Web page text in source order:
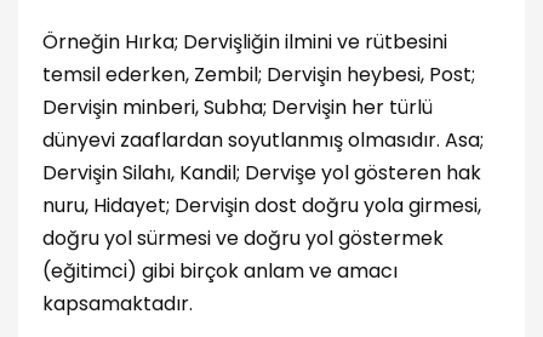
Örneğin Hırka; Dervişliğin ilmini ve rütbesini
temsil ederken, Zembil; Dervişin heybesi, Post;
Dervişin minberi, Subha; Dervişin her türlü
dünyevi zaaflardan soyutlanmış olmasıdır. Asa;
Dervişin Silahı, Kandil; Dervişe yol gösteren hak
nuru, Hidayet; Dervişin dost doğru yola girmesi,
doğru yol sürmesi ve doğru yol göstermek
(eğitimci) gibi birçok anlam ve amacı
kapsamaktadır.